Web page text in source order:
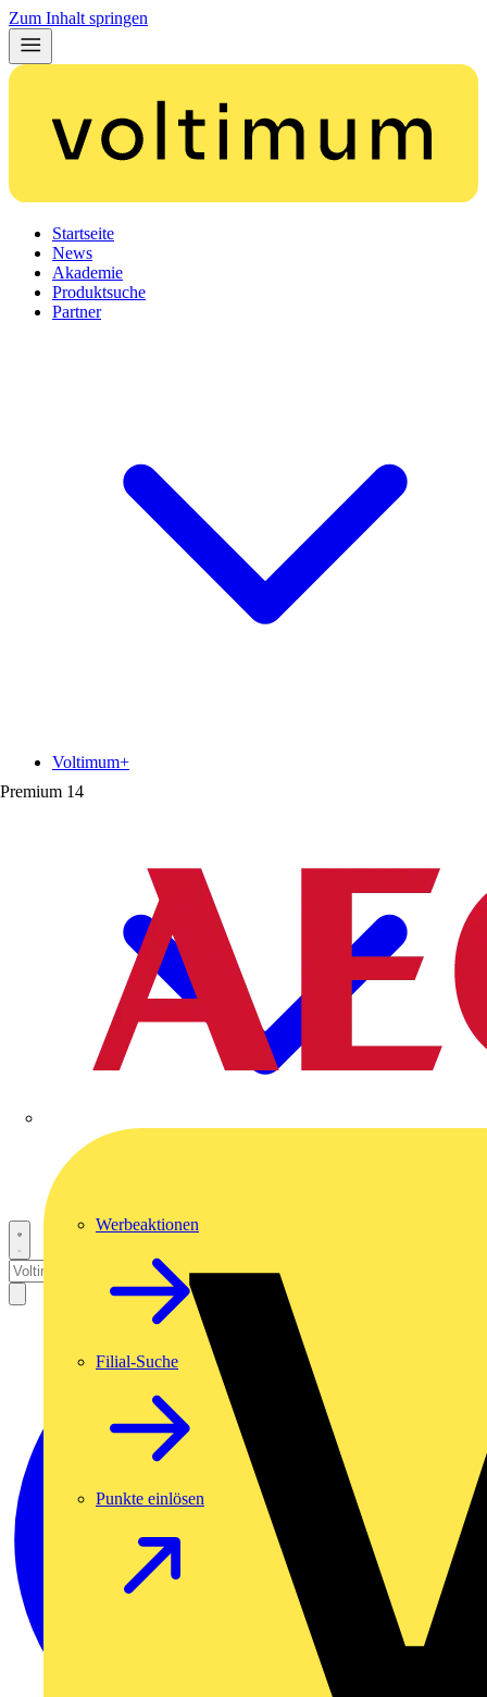
Zum Inhalt springen
Startseite
News
Akademie
Produktsuche
Partner
Premium 14
Voltimum+
Werbeaktionen
Filial-Suche
Punkte einlösen